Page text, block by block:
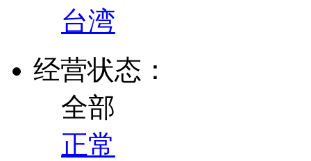
台湾
经营状态：
全部
正常